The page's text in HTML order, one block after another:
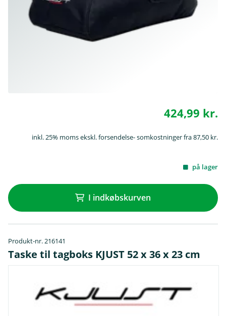
424,99 kr.
inkl. 25% moms ekskl. forsendelse- somkostninger fra 87,50 kr.
på lager
I indkøbskurven
Produkt-nr. 216141
Taske til tagboks KJUST 52 x 36 x 23 cm